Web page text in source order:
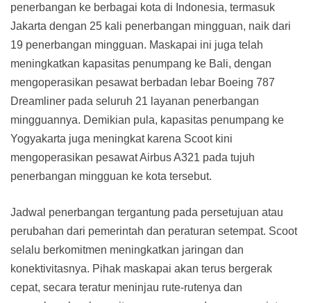
penerbangan ke berbagai kota di Indonesia, termasuk
Jakarta dengan 25 kali penerbangan mingguan, naik dari
19 penerbangan mingguan. Maskapai ini juga telah
meningkatkan kapasitas penumpang ke Bali, dengan
mengoperasikan pesawat berbadan lebar Boeing 787
Dreamliner pada seluruh 21 layanan penerbangan
mingguannya. Demikian pula, kapasitas penumpang ke
Yogyakarta juga meningkat karena Scoot kini
mengoperasikan pesawat Airbus A321 pada tujuh
penerbangan mingguan ke kota tersebut.
Jadwal penerbangan tergantung pada persetujuan atau
perubahan dari pemerintah dan peraturan setempat. Scoot
selalu berkomitmen meningkatkan jaringan dan
konektivitasnya. Pihak maskapai akan terus bergerak
cepat, secara teratur meninjau rute-rutenya dan